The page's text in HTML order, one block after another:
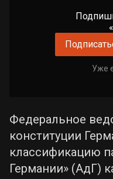
Уже
Федеральное
конституции
классификацию
Германии» (АдГ)